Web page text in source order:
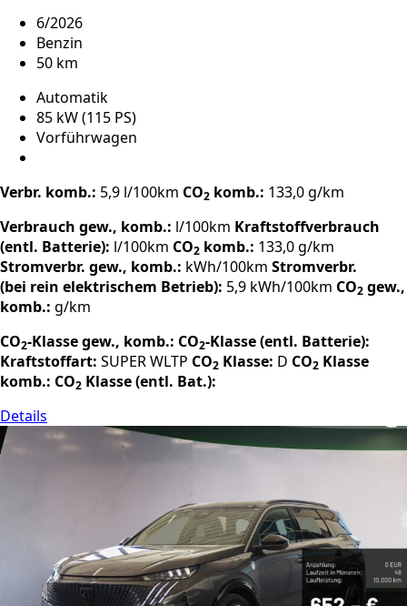
6/2026
Benzin
50 km
Automatik
85 kW (115 PS)
Vorführwagen
Verbr. komb.: 5,9 l/100km CO2 komb.: 133,0 g/km
Verbrauch gew., komb.: l/100km Kraftstoffverbrauch
(entl. Batterie): l/100km CO2 komb.: 133,0 g/km
Stromverbr. gew., komb.: kWh/100km Stromverbr.
(bei rein elektrischem Betrieb): 5,9 kWh/100km CO2 gew.,
komb.: g/km
CO2-Klasse gew., komb.: CO2-Klasse (entl. Batterie):
Kraftstoffart: SUPERWLTP CO2 Klasse: D CO2 Klasse
komb.: CO2 Klasse (entl. Bat.):
Details